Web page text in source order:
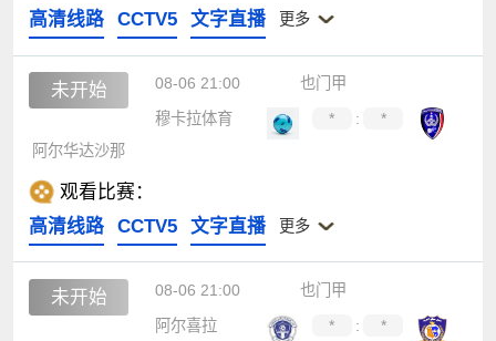
高清线路
CCTV5 文字直播 更多
未开始 08-06 21:00
也门甲
穆卡拉体育
* :
*
阿尔华达沙那
观看比赛：
高清线路
CCTV5 文字直播 更多
未开始 08-06 21:00
也门甲
阿尔喜拉
* :
*